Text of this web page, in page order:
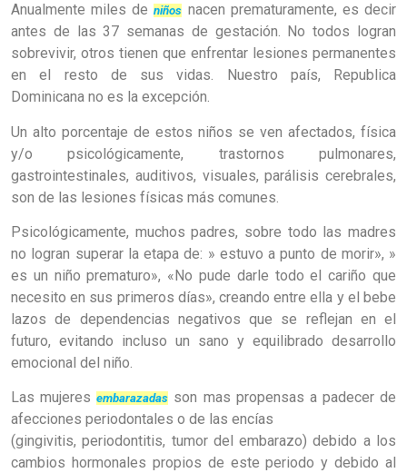
Anualmente miles deniños nacen prematuramente, es decir
antes de las 37 semanas de gestación. No todos logran
sobrevivir, otros tienen que enfrentar lesiones permanentes
en el resto de sus vidas. Nuestro país, Republica
Dominicana no es la excepción.
Un alto porcentaje de estos niños se ven afectados, física
y/o psicológicamente, trastornos pulmonares,
gastrointestinales, auditivos, visuales, parálisis cerebrales,
son de las lesiones físicas más comunes.
Psicológicamente, muchos padres, sobre todo las madres
no logran superar la etapa de: » estuvo a punto de morir», »
es un niño prematuro», «No pude darle todo el cariño que
necesito en sus primeros días», creando entre ella y el bebe
lazos de dependencias negativos que se reflejan en el
futuro, evitando incluso un sano y equilibrado desarrollo
emocional del niño.
Las mujeresembarazadas son mas propensas a padecer de
afecciones periodontales o de las encías
(gingivitis, periodontitis, tumor del embarazo) debido a los
cambios hormonales propios de este periodo y debido al